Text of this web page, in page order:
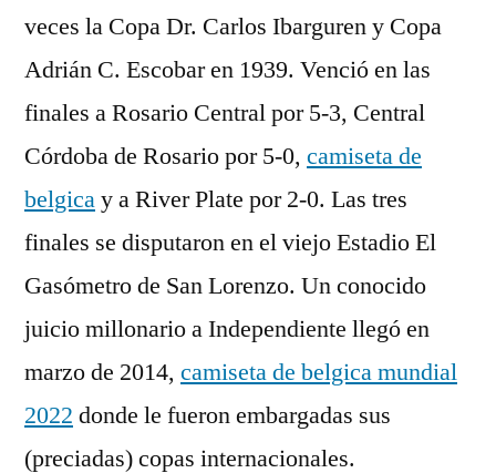
veces la Copa Dr. Carlos Ibarguren y Copa
Adrián C. Escobar en 1939. Venció en las
finales a Rosario Central por 5-3, Central
Córdoba de Rosario por 5-0, camiseta de
belgicay a River Plate por 2-0. Las tres
finales se disputaron en el viejo Estadio El
Gasómetro de San Lorenzo. Un conocido
juicio millonario a Independiente llegó en
marzo de 2014, camiseta de belgica mundial
2022 donde le fueron embargadas sus
(preciadas) copas internacionales.